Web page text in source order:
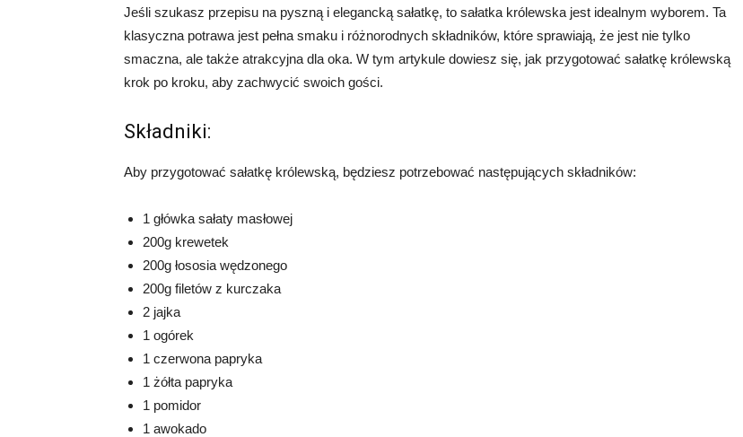
Jeśli szukasz przepisu na pyszną i elegancką sałatkę, to sałatka królewska jest idealnym wyborem. Ta
klasyczna potrawa jest pełna smaku i różnorodnych składników, które sprawiają, że jest nie tylko
smaczna, ale także atrakcyjna dla oka. W tym artykule dowiesz się, jak przygotować sałatkę królewską
krok po kroku, aby zachwycić swoich gości.
Składniki:
Aby przygotować sałatkę królewską, będziesz potrzebować następujących składników:
1 główka sałaty masłowej
200g krewetek
200g łososia wędzonego
200g filetów z kurczaka
2 jajka
1 ogórek
1 czerwona papryka
1 żółta papryka
1 pomidor
1 awokado